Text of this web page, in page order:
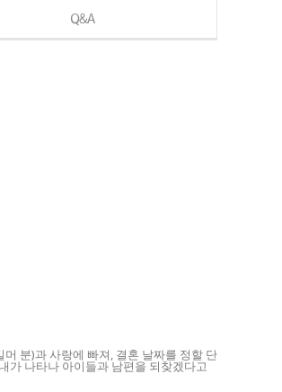
Q&A
분)과 사랑에 빠져, 결혼 날짜를 정할 단
가 나타나 아이들과 남편을 되찾겠다고